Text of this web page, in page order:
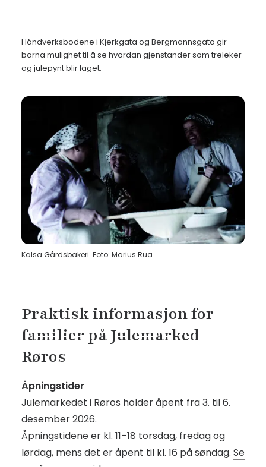
Håndverksbodene i Kjerkgata og Bergmannsgata gir
barna mulighet til å se hvordan gjenstander som treleker
og julepynt blir laget.
Kalsa Gårdsbakeri. Foto: Marius Rua
Praktisk informasjon for
familier på Julemarked
Røros
Åpningstider
Julemarkedet i Røros holder åpent fra 3. til 6.
desember 2026.
Åpningstidene er kl. 11–18 torsdag, fredag og
lørdag, mens det er åpent til kl. 16 på søndag. Se